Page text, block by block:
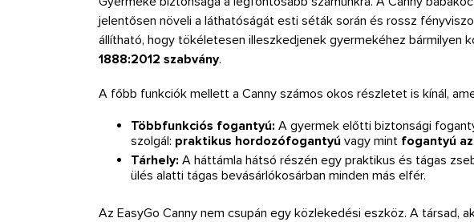
jelentősen növeli a láthatóságát esti séták során és rossz
állítható, hogy tökéletesen illeszkedjenek gyermekéhez bármilyen
1888:2012 szabvány.
A főbb funkciók mellett a Canny számos okos részletet is kínál,
Többfunkciós fogantyú: A gyermek előtti biztonsági
szolgál: praktikus hordozófogantyú vagy mint fogantyú
Tárhely: A háttámla hátsó részén egy praktikus és tágas
ülés alatti tágas bevásárlókosárban minden más elfér.
Az EasyGo Canny nem csupán egy közlekedési eszköz. A